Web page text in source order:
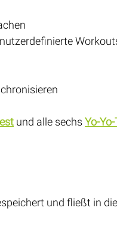
und alle sechs
und fließt in